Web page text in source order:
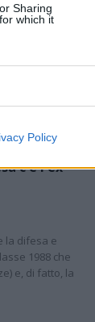
Sharing
which it
Policy
c'è l'ex
la difesa e
1988 che
e, di fatto, la